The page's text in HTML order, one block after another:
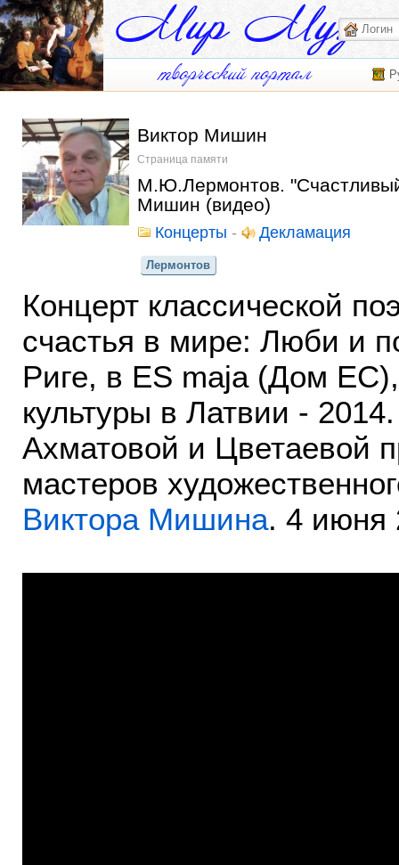
Виктор Мишин
Страница памяти
М.Ю.Лермонтов.
Мишин (видео)
Концерты - Декламация
Лермонтов
Концерт классической
счастья в мире: Люби и
Риге, в ES maja (Дом
культуры в Латвии -
Ахматовой и Цветаевой
мастеров
Виктора Мишина. 4 июня